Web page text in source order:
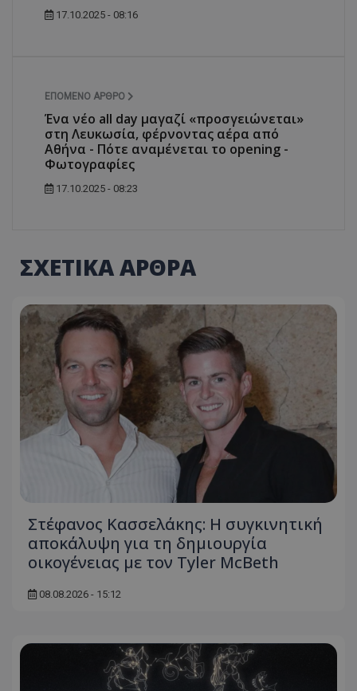
17.10.2025 - 08:16
ΕΠΌΜΕΝΟ ΆΡΘΡΟ
Ένα νέο all day μαγαζί «προσγειώνεται»
στη Λευκωσία, φέρνοντας αέρα από
Αθήνα - Πότε αναμένεται το opening -
Φωτογραφίες
17.10.2025 - 08:23
ΣΧΕΤΙΚΑ ΑΡΘΡΑ
Στέφανος Κασσελάκης: Η συγκινητική
αποκάλυψη για τη δηµιουργία
οικογένειας με τον Tyler McBeth
08.08.2026 - 15:12